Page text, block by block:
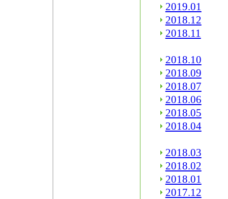
2019.01
2018.12
2018.11
2018.10
2018.09
2018.07
2018.06
2018.05
2018.04
2018.03
2018.02
2018.01
2017.12